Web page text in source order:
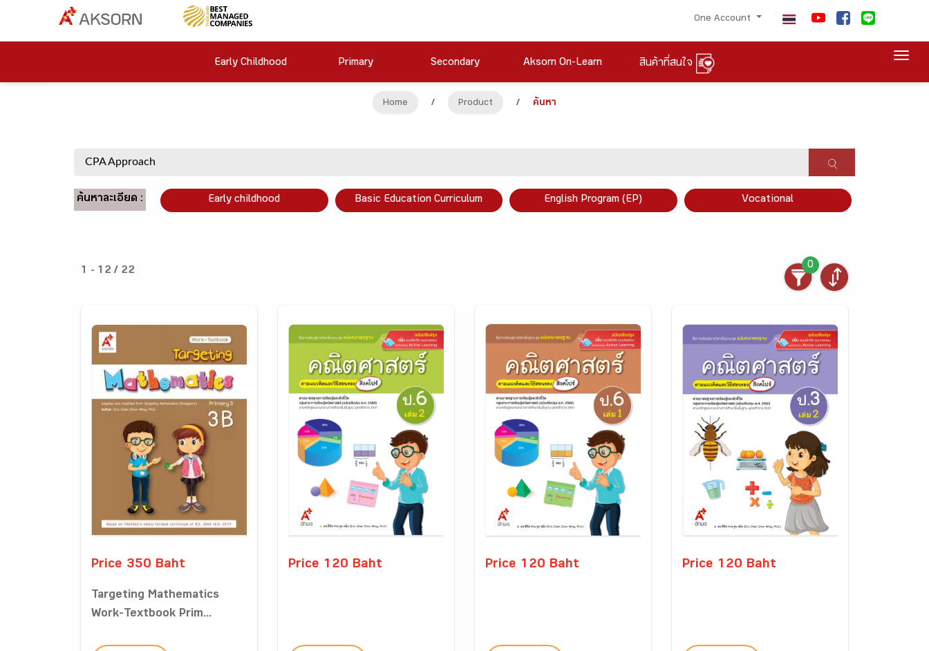
One Account
Early Childhood Primary Secondary Aksorn On-Learn สินค้าที่สนใจ
Home / Product / ค้นหา
ค้นหาละเอียด : Early childhood Basic Education Curriculum English Program (EP) Vocational
1 - 12 / 22
0
Price 350 Baht
Targeting Mathematics
Work-Textbook Prim...
Price 120 Baht Price 120 Baht Price 120 Baht